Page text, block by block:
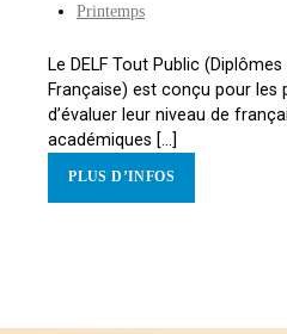
Printemps
Le DELF Tout Public
Française) est conçu pour les
d’évaluer leur niveau de
académiques [...]
PLUS D’INFOS